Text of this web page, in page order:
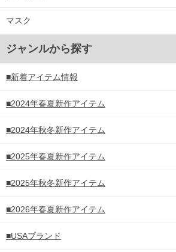
マスク
ジャンルから探す
■新着アイテム情報
■2024年春夏新作アイテム
■2024年秋冬新作アイテム
■2025年春夏新作アイテム
■2025年秋冬新作アイテム
■2026年春夏新作アイテム
■USAブランド